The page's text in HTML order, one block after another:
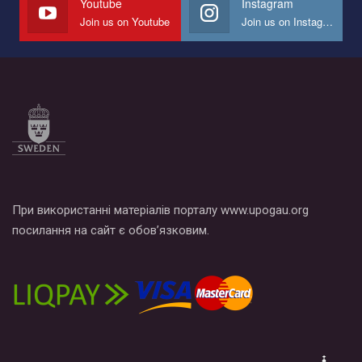
Все, что вам нужно сделать - это зайти на наш канал YouTube
по этой ссылке и поставить лайк под видео.
Join us on Youtube Join us on Instagram
При використанні матеріалів порталу www.upogau.org
посилання на сайт є обов’язковим.